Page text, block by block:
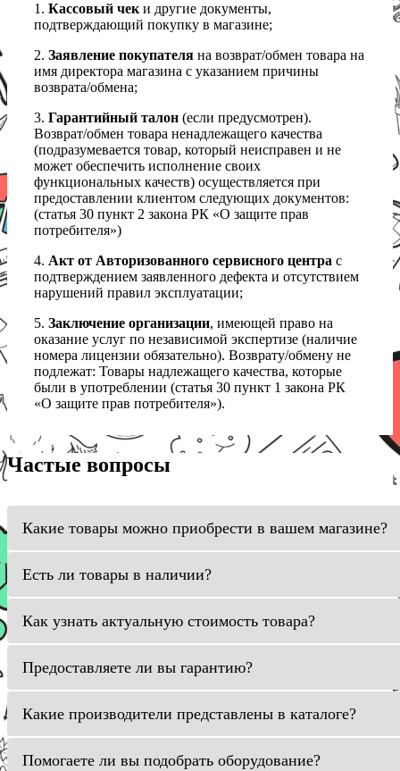
1. Кассовый чеки другие документы,
подтверждающий покупку в магазине;
2. Заявление покупателя на возврат/обмен товара на
имя директора магазина с указанием причины
возврата/обмена;
3. Гарантийный талон (если предусмотрен).
Возврат/обмен товара ненадлежащего качества
(подразумевается товар, который неисправен и не
может обеспечить исполнение своих
функциональных качеств) осуществляется при
предоставлении клиентом следующих документов:
(статья 30 пункт 2 закона РК «О защите прав
потребителя»)
4. Акт от Авторизованного сервисного центра с
подтверждением заявленного дефекта и отсутствием
нарушений правил эксплуатации;
5. Заключение организации, имеющей право на
оказание услуг по независимой экспертизе (наличие
номера лицензии обязательно). Возврату/обмену не
подлежат: Товары надлежащего качества, которые
были в употреблении (статья 30 пункт 1 закона РК
«О защите прав потребителя»).
Частые вопросы
Какие товары можно приобрести в вашем магазине?
Есть ли товары в наличии?
Как узнать актуальную стоимость товара?
Предоставляете ли вы гарантию?
Какие производители представлены в каталоге?
Помогаете ли вы подобрать оборудование?